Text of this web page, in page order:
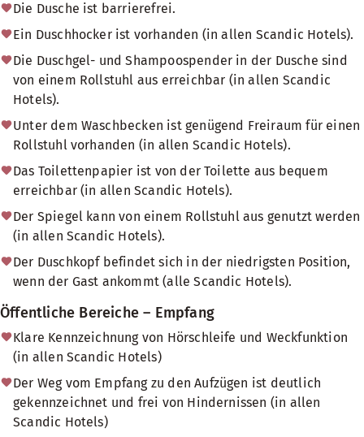
Die Dusche ist barrierefrei.
Ein Duschhocker ist vorhanden (in allen Scandic Hotels).
Die Duschgel- und Shampoospender in der Dusche sind
von einem Rollstuhl aus erreichbar (in allen Scandic
Hotels).
Unter dem Waschbecken ist genügend Freiraum für einen
Rollstuhl vorhanden (in allen Scandic Hotels).
Das Toilettenpapier ist von der Toilette aus bequem
erreichbar (in allen Scandic Hotels).
Der Spiegel kann von einem Rollstuhl aus genutzt werden
(in allen Scandic Hotels).
Der Duschkopf befindet sich in der niedrigsten Position,
wenn der Gast ankommt (alle Scandic Hotels).
Öffentliche Bereiche – Empfang
Klare Kennzeichnung von Hörschleife und Weckfunktion
(in allen Scandic Hotels)
Der Weg vom Empfang zu den Aufzügen ist deutlich
gekennzeichnet und frei von Hindernissen (in allen
Scandic Hotels)